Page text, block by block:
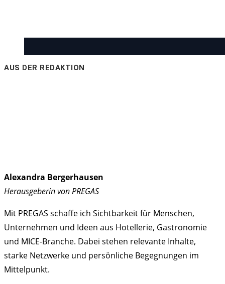
AUS DER REDAKTION
Alexandra Bergerhausen
Herausgeberin von PREGAS
Mit PREGAS schaffe ich Sichtbarkeit für Menschen,
Unternehmen und Ideen aus Hotellerie, Gastronomie
und MICE-Branche. Dabei stehen relevante Inhalte,
starke Netzwerke und persönliche Begegnungen im
Mittelpunkt.